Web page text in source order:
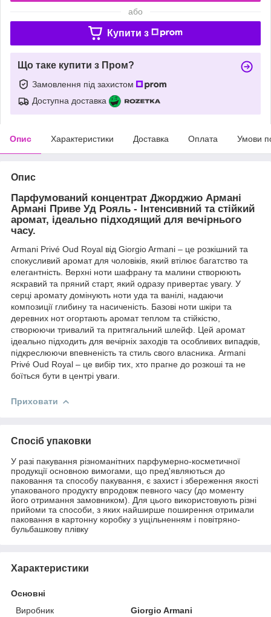
або
Купити з
Що таке купити з Пром?
Замовлення під захистом
Доступна доставка
Опис Характеристики Доставка Оплата Умови
Опис
Парфумований концентрат Джорджио Армані
Армані Приве Уд Рояль - Інтенсивний та стійкий
аромат, ідеально підходящий для вечірнього
часу.
Armani Privé Oud Royal від Giorgio Armani – це розкішний та
спокусливий аромат для чоловіків, який втілює багатство та
елегантність. Верхні ноти шафрану та малини створюють
яскравий та пряний старт, який одразу привертає увагу. У
серці аромату домінують ноти уда та ванілі, надаючи
композиції глибину та насиченість. Базові ноти шкіри та
деревних нот огортають аромат теплом та стійкістю,
створюючи тривалий та притягальний шлейф. Цей аромат
ідеально підходить для вечірніх заходів та особливих випадків,
підкреслюючи впевненість та стиль свого власника. Armani
Privé Oud Royal – це вибір тих, хто прагне до розкоші та не
боїться бути в центрі уваги.
Приховати
Спосіб упаковки
У разі пакування різноманітних парфумерно-косметичної
продукції основною вимогами, що пред'являються до
паковання та способу пакування, є захист і збереження якості
упакованого продукту впродовж певного часу (до моменту
його отримання замовником). Для цього використовують різні
прийоми та способи, з яких найширше поширення отримали
паковання в картонну коробку з ущільненням і повітряно-
бульбашкову плівку
Характеристики
Основні
Виробник
Giorgio Armani